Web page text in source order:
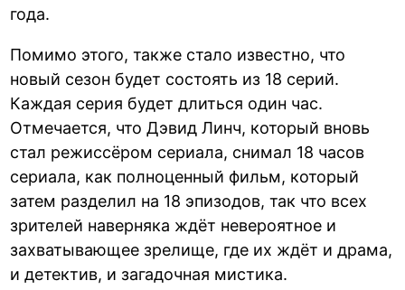
года.
Помимо этого, также стало известно, что
новый сезон будет состоять из 18 серий.
Каждая серия будет длиться один час.
Отмечается, что Дэвид Линч, который вновь
стал режиссёром сериала, снимал 18 часов
сериала, как полноценный фильм, который
затем разделил на 18 эпизодов, так что всех
зрителей наверняка ждёт невероятное и
захватывающее зрелище, где их ждёт и драма,
и детектив, и загадочная мистика.